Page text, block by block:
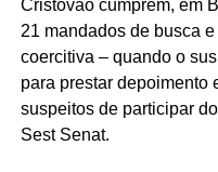
Cristóvão cumprem, em
21 mandados de busca
coercitiva – quando o
para prestar depoimento
suspeitos de participar
Sest Senat.